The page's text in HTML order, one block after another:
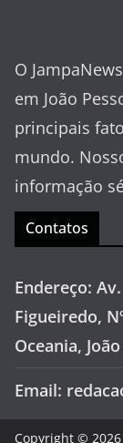
O
em João
principais
mundo.
informação
Contatos
Endereço:
Figueiredo,
Oceania,
Email:
Copyright © 2026